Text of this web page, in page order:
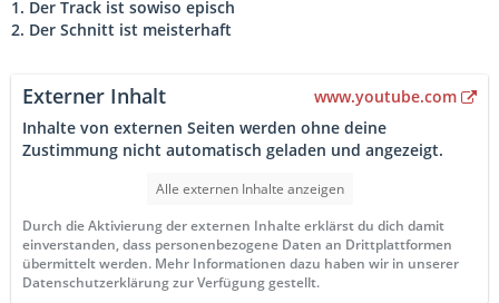
1. Der Track ist sowiso episch
2. Der Schnitt ist meisterhaft
Externer Inhalt
www.youtube.com
Inhalte von externen Seiten werden ohne deine
Zustimmung nicht automatisch geladen und angezeigt.
Alle externen Inhalte anzeigen
Durch die Aktivierung der externen Inhalte erklärst du dich damit
einverstanden, dass personenbezogene Daten an Drittplattformen
übermittelt werden. Mehr Informationen dazu haben wir in unserer
Datenschutzerklärung zur Verfügung gestellt.